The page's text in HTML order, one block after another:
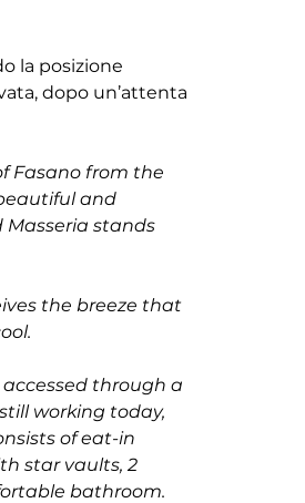
dopo un’attenta
Fasano from the
and
stands
the breeze that
through a
working today,
of eat-in
star vaults, 2
bathroom.